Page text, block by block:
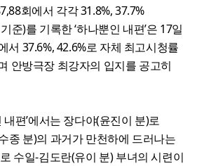
회에서 각각 31.8%, 37.7%
준)를 기록한 ‘하나뿐인 내편’은 17일
서 37.6%, 42.6%로 자체 최고시청률
안방극장 최강자의 입지를 공고히
내편’에서는 장다야(윤진이 분)로
종 분)의 과거가 만천하에 드러나는
수일-김도란(유이 분) 부녀의 시련이